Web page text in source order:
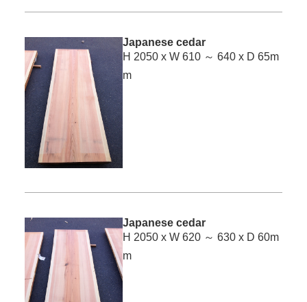
Japanese cedar
H 2050 x W 610 ～ 640 x D 65m
m
Japanese cedar
H 2050 x W 620 ～ 630 x D 60m
m